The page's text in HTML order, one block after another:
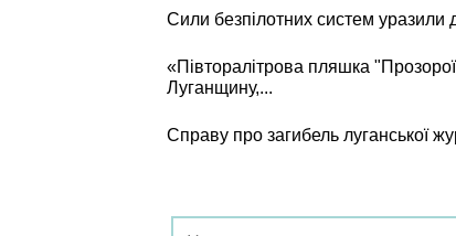
Сили безпілотних систем уразили
«Півторалітрова пляшка
Луганщину,...
Справу про загибель луганської